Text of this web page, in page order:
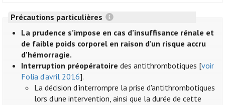
Précautions particulières
La prudence s’impose en cas d’insuffisance rénale et
de faible poids corporel en raison d’un risque accru
d'hémorragie.
Interruption préopératoire des antithrombotiques [voir
Folia d'avril 2016].
La décision d'interrompre la prise d'antithrombotiques
lors d'une intervention, ainsi que la durée de cette